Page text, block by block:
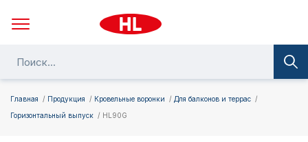
Главная Продукция Кровельные воронки
Для балконов и террас
Горизонтальный выпуск
HL90G